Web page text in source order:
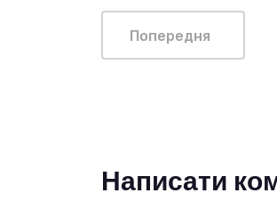
Попередня
Написати